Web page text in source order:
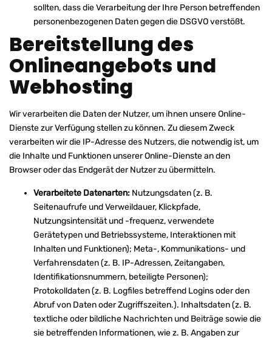
sollten, dass die Verarbeitung der Ihre Person betreffenden
personenbezogenen Daten gegen die DSGVO verstößt.
Bereitstellung des
Onlineangebots und
Webhosting
Wir verarbeiten die Daten der Nutzer, um ihnen unsere Online-
Dienste zur Verfügung stellen zu können. Zu diesem Zweck
verarbeiten wir die IP-Adresse des Nutzers, die notwendig ist, um
die Inhalte und Funktionen unserer Online-Dienste an den
Browser oder das Endgerät der Nutzer zu übermitteln.
Verarbeitete Datenarten: Nutzungsdaten (z. B.
Seitenaufrufe und Verweildauer, Klickpfade,
Nutzungsintensität und -frequenz, verwendete
Gerätetypen und Betriebssysteme, Interaktionen mit
Inhalten und Funktionen); Meta-, Kommunikations- und
Verfahrensdaten (z. B. IP-Adressen, Zeitangaben,
Identifikationsnummern, beteiligte Personen);
Protokolldaten (z. B. Logfiles betreffend Logins oder den
Abruf von Daten oder Zugriffszeiten.). Inhaltsdaten (z. B.
textliche oder bildliche Nachrichten und Beiträge sowie die
sie betreffenden Informationen, wie z. B. Angaben zur